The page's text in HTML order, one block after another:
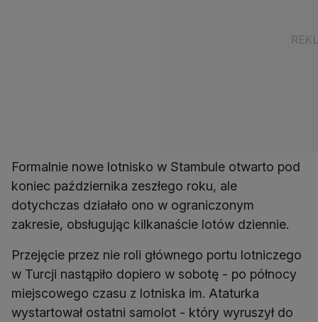
Formalnie nowe lotnisko w Stambule otwarto pod
koniec października zeszłego roku, ale
dotychczas działało ono w ograniczonym
zakresie, obsługując kilkanaście lotów dziennie.
Przejęcie przez nie roli głównego portu lotniczego
w Turcji nastąpiło dopiero w sobotę - po północy
miejscowego czasu z lotniska im. Ataturka
wystartował ostatni samolot - który wyruszył do